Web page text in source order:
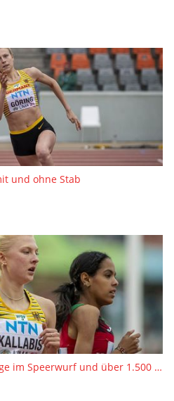
und ohne Stab
U20-WM Tag 2 | Finaleinzüge im Speerwurf und über 1.500 Meter